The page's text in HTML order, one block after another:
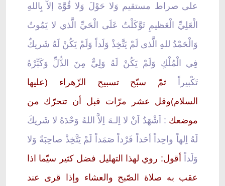
على صراط مستقيم وَلا حَوْلَ وَلا قُوَّةَ إلاّ بِاللهِ
الْعَلِيِّ الْعَظيمِ تَوَّكَلْتُ عَلَى الْحَيِّ الَّذي لا يَمُوتُ
وَالْحَمْدُ للهِِ الَّذى لَمْ يَتَّخِذْ وَلَداً وَلَمْ يَكُنْ لَهُ شَريكٌ
فِي الْمُلْكِ وَلَمْ يَكُنْ لَهُ وَلِيٌّ مِنَ الذُّلِّ وَكَبِّرْهُ
تَكْبيراً ثمّ سبّح تسبيح الزّهراء (عليها
السلام)وقل عشر مرّات قبل أن تتحرّك من
موضعك : اَشْهَدُ اَنْ لا اِلـهَ اِلاَّ اللهُ وَحْدَهُ لا شَريكَ
لَهُ اِلهاً واحِداً أحَداً فَرْداً صَمَداً لَمْ يَتَّخِذْ صاحِبَةً وَلا
وَلَداً أقول: روي لهذا التهليل فضل كثير سيّما اذا
عقب به صلاة الصّبح والعشاء وإذا قرى عند